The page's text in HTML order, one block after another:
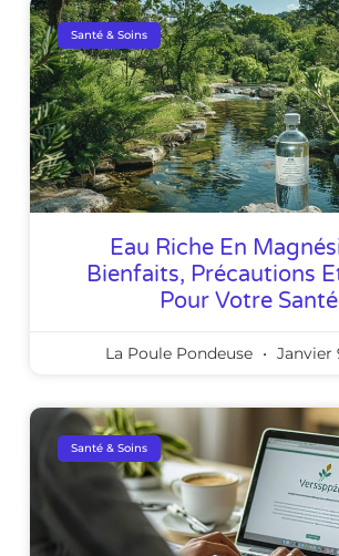
Santé & Soins
Eau Riche En
Bienfaits, Précautions
Pour Votre Santé
La Poule Pondeuse Janvier
Santé & Soins